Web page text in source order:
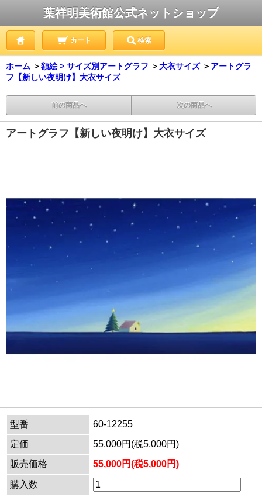
葉祥明美術館公式ネットショップ
カート 検索
ホーム ＞額絵 > サイズ別アートグラフ ＞大衣サイズ ＞ アートグラ
フ【新しい夜明け】大衣サイズ
前の商品へ 次の商品へ
アートグラフ【新しい夜明け】大衣サイズ
型番
60-12255
定価
55,000円(税5,000円)
販売価格
55,000円(税5,000円)
購入数